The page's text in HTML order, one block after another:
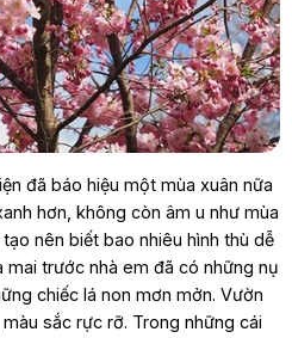
đã báo hiệu một mùa xuân nữa
hơn, không còn âm u như mùa
nên biết bao nhiêu hình thù dễ
trước nhà em đã có những nụ
chiếc lá non mơn mởn. Vườn
sắc rực rỡ. Trong những cái